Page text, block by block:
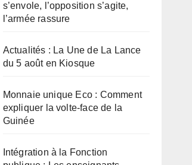
s’envole, l’opposition s’agite,
l’armée rassure
Actualités : La Une de La Lance
du 5 août en Kiosque
Monnaie unique Eco : Comment
expliquer la volte-face de la
Guinée
Intégration à la Fonction